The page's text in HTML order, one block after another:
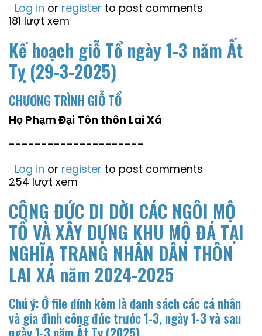
Log in or register to post comments
181 lượt xem
Kế hoạch giỗ Tổ ngày 1-3 năm Ất
Tỵ (29-3-2025)
CHƯƠNG TRÌNH GIỖ TỔ
Họ Phạm Đại Tôn thôn Lai Xá
---------------------
Log in or register to post comments
254 lượt xem
CÔNG ĐỨC DI DỜI CÁC NGÔI MỘ
TỔ VÀ XÂY DỰNG KHU MỘ ĐÁ TẠI
NGHĨA TRANG NHÂN DÂN THÔN
LAI XÁ năm 2024-2025
Chú ý: Ở file đính kèm là danh sách các cá nhân
và gia đình công đức trước 1-3, ngày 1-3 và sau